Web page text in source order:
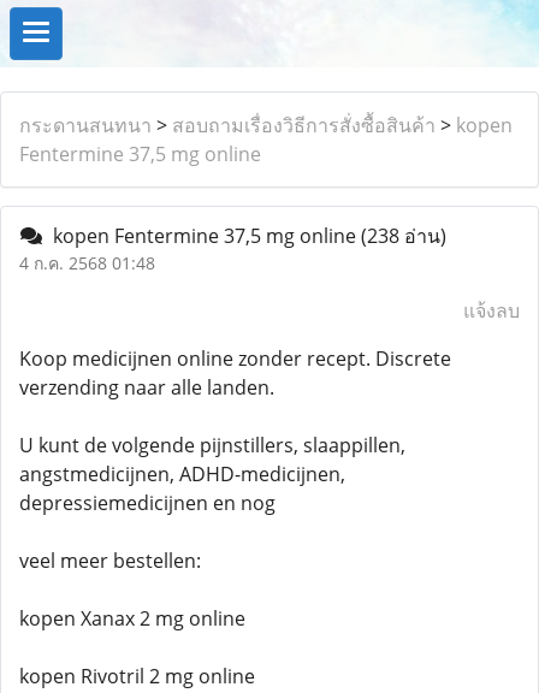
กระดานสนทนา > สอบถามเรื่องวิธีการสั่งซื้อสินค้า > kopen
Fentermine 37,5 mg online
kopen Fentermine 37,5 mg online(238 อ่าน)
4 ก.ค. 2568 01:48
แจ้งลบ
Koop medicijnen online zonder recept. Discrete
verzending naar alle landen.
U kunt de volgende pijnstillers, slaappillen,
angstmedicijnen, ADHD-medicijnen,
depressiemedicijnen en nog
veel meer bestellen:
kopen Xanax 2 mg online
kopen Rivotril 2 mg online